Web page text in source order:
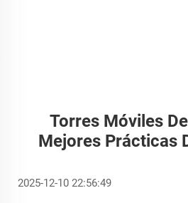
Torres Móviles
Mejores Prácticas
2025-12-10 22:56:49